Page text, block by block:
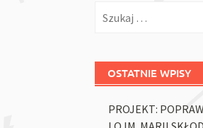
OSTATNIE WPISY
PROJEKT: